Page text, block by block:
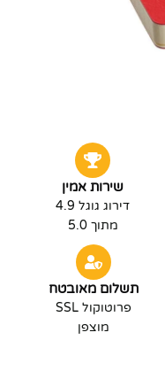
שירות אמין
דירוג גוגל 4.9
מתוך 5.0
תשלום מאובטח
פרוטוקול SSL
מוצפן